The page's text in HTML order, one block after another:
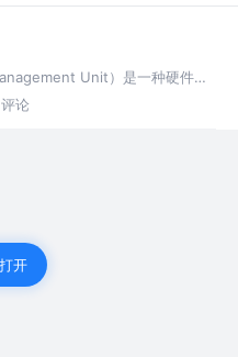
Unit）是一种硬件设
。MMU主要的功能是负责虚拟
评论
开